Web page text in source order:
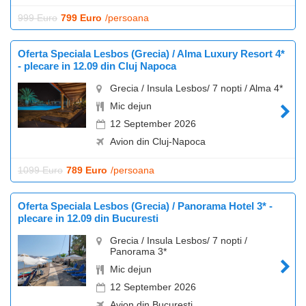
999 Euro 799 Euro /persoana
Oferta Speciala Lesbos (Grecia) / Alma Luxury Resort 4*
- plecare in 12.09 din Cluj Napoca
Grecia / Insula Lesbos/ 7 nopti / Alma 4*
Mic dejun
12 September 2026
Avion din Cluj-Napoca
1099 Euro 789 Euro /persoana
Oferta Speciala Lesbos (Grecia) / Panorama Hotel 3* -
plecare in 12.09 din Bucuresti
Grecia / Insula Lesbos/ 7 nopti /
Panorama 3*
Mic dejun
12 September 2026